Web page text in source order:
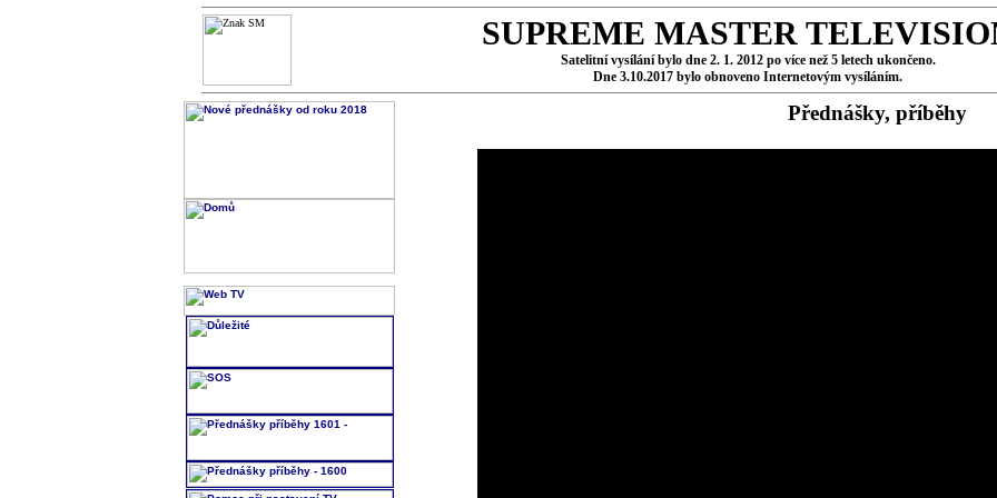
SUPREME MASTER
Satelitní vysílání bylo dne 2. 1. 2012 po více než 5 letech ukončeno.
Dne 3.10.2017 bylo obnoveno Internetovým vysíláním.
Přednášky, příběhy